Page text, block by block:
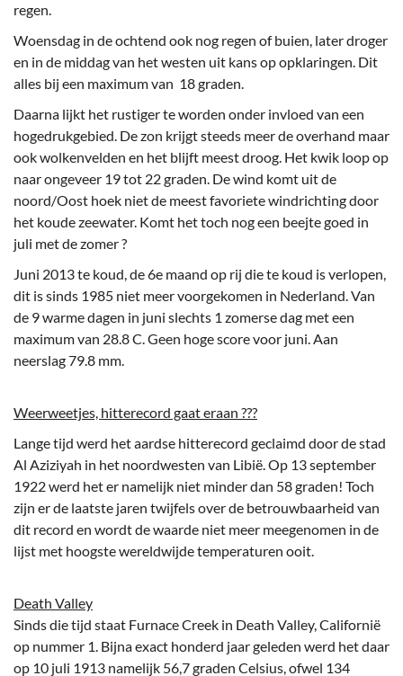
regen.
Woensdag in de ochtend ook nog regen of buien, later droger
en in de middag van het westen uit kans op opklaringen. Dit
alles bij een maximum van 18 graden.
Daarna lijkt het rustiger te worden onder invloed van een
hogedrukgebied. De zon krijgt steeds meer de overhand maar
ook wolkenvelden en het blijft meest droog. Het kwik loop op
naar ongeveer 19 tot 22 graden. De wind komt uit de
noord/Oost hoek niet de meest favoriete windrichting door
het koude zeewater. Komt het toch nog een beejte goed in
juli met de zomer ?
Juni 2013 te koud, de 6e maand op rij die te koud is verlopen,
dit is sinds 1985 niet meer voorgekomen in Nederland. Van
de 9 warme dagen in juni slechts 1 zomerse dag met een
maximum van 28.8 C. Geen hoge score voor juni. Aan
neerslag 79.8 mm.
Weerweetjes, hitterecord gaat eraan ???
Lange tijd werd het aardse hitterecord geclaimd door de stad
Al Aziziyah in het noordwesten van Libië. Op 13 september
1922 werd het er namelijk niet minder dan 58 graden! Toch
zijn er de laatste jaren twijfels over de betrouwbaarheid van
dit record en wordt de waarde niet meer meegenomen in de
lijst met hoogste wereldwijde temperaturen ooit.
Death Valley
Sinds die tijd staat Furnace Creek in Death Valley, Californië
op nummer 1. Bijna exact honderd jaar geleden werd het daar
op 10 juli 1913 namelijk 56,7 graden Celsius, ofwel 134